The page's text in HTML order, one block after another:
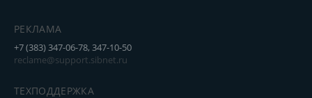
РЕКЛАМА
+7 (383) 347-06-78, 347-10-50
reclame@support.sibnet.ru
ТЕХПОДДЕРЖКА